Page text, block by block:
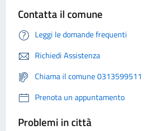
Contatta il comune
Leggi le domande frequenti
Richiedi Assistenza
Chiama il comune 0313599511
Prenota un appuntamento
Problemi in città